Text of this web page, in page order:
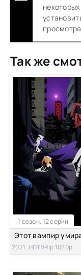
Так же
1 сезон, 12 серий
2021, HDTVRip 1080p